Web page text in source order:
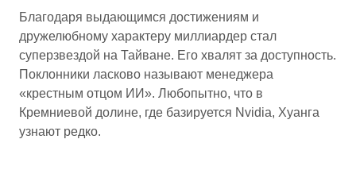
Благодаря выдающимся достижениям и
дружелюбному характеру миллиардер стал
суперзвездой на Тайване. Его хвалят за доступность.
Поклонники ласково называют менеджера
«крестным отцом ИИ». Любопытно, что в
Кремниевой долине, где базируется Nvidia, Хуанга
узнают редко.